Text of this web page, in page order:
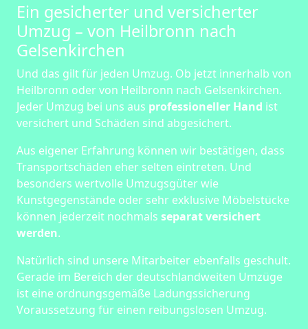
Ein gesicherter und versicherter
Umzug – von Heilbronn nach
Gelsenkirchen
Und das gilt für jeden Umzug. Ob jetzt innerhalb von
Heilbronn oder von Heilbronn nach Gelsenkirchen.
Jeder Umzug bei uns aus professioneller Hand ist
versichert und Schäden sind abgesichert.
Aus eigener Erfahrung können wir bestätigen, dass
Transportschäden eher selten eintreten. Und
besonders wertvolle Umzugsgüter wie
Kunstgegenstände oder sehr exklusive Möbelstücke
können jederzeit nochmals separat versichert
werden.
Natürlich sind unsere Mitarbeiter ebenfalls geschult.
Gerade im Bereich der deutschlandweiten Umzüge
ist eine ordnungsgemäße Ladungssicherung
Voraussetzung für einen reibungslosen Umzug.